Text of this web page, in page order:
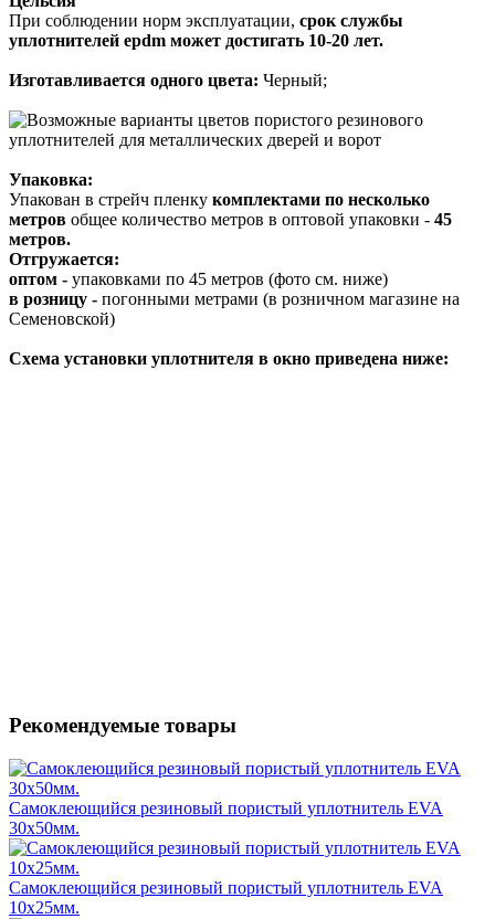
При соблюдении норм эксплуатации, срок службы
уплотнителей epdm может достигать 10-20 лет.
Изготавливается одного цвета: Черный;
Упаковка:
Упакован в стрейч пленку комплектами по несколько
метров общее количество метров в оптовой упаковки - 45
метров.
Отгружается:
оптом - упаковками по 45 метров (фото см. ниже)
в розницу - погонными метрами (в розничном магазине на
Семеновской)
Схема установки уплотнителя в окно приведена ниже:
Рекомендуемые товары
Самоклеющийся резиновый пористый уплотнитель EVA
30х50мм.
Самоклеющийся резиновый пористый уплотнитель EVA
10х25мм.